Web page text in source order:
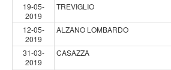
19-05-
2019
TREVIGLIO
12-05-
2019
ALZANO LOMBARDO
31-03-
2019
CASAZZA